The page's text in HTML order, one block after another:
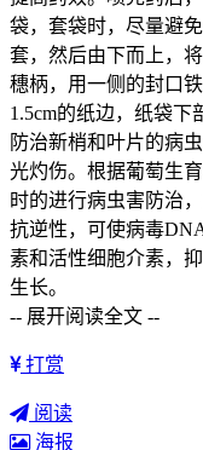
袋，套袋时，尽量避
套，然后由下而上，
穗柄，用一侧的封口
1.5cm的纸边，纸袋
防治新梢和叶片的病
光灼伤。根据葡萄生
时的进行病虫害防治
抗逆性，可使病毒
素和活性细胞介素，
生长。
-- 展开阅读全文 --
打赏
阅读
海报